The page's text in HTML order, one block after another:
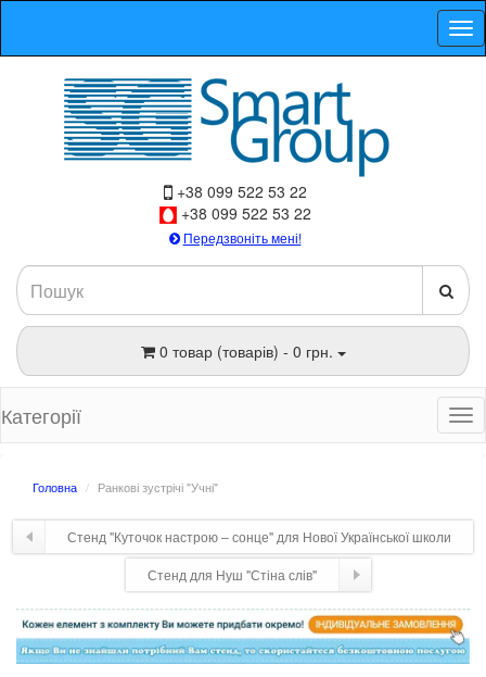
+38 099 522 53 22
+38 099 522 53 22
Передзвоніть мені!
0 товар (товарів) - 0 грн.
Категорії
Головна Ранкові зустрічі "Учні"
Стенд "Куточок настрою – сонце" для Нової Української школи
Стенд для Нуш "Стіна слів"